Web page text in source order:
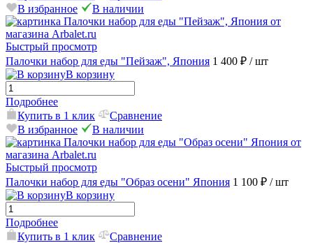
В избранное
В наличии
Быстрый просмотр
Палочки набор для еды "Пейзаж", Япония 1 400 ₽ / шт
В корзину
Подробнее
Купить в 1 клик
Сравнение
В избранное
В наличии
Быстрый просмотр
Палочки набор для еды "Образ осени" Япония 1 100 ₽ / шт
В корзину
Подробнее
Купить в 1 клик
Сравнение